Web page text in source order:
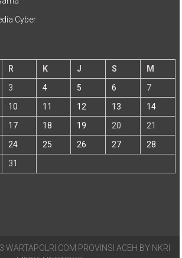
Cyber
R K J S
M
3 4 5 6
7
10 11 12 13
14
17 18 19 20
21
24 25 26 27
28
31
WARTAPOLRI.COM PROVINSI ACEH BY NKRI